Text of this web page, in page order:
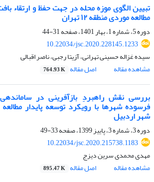
تبیین الگوی موزه محله در جهت حفظ و ارتقاء
مطالعه موردی منطقه ۱۲ تهران
دوره 5، شماره 1، بهار 1401، صفحه
31-44
10.22034/jsc.2020.228145.1233
سیده غزاله حسینی تهرانی، آزیتا رجبی، ناصر اقبالی
مشاهده مقاله
اصل مقاله 764.93 K
بررسی نقش راهبردِ بازآفرینی در
فرسوده شهرها با رویکرد توسعه پایدار
شهر اردبیل
دوره 3، شماره 3، پاییز 1399، صفحه
33-49
10.22034/jsc.2020.215738.1183
مهدی محمدی سرین دیزج
مشاهده مقاله
اصل مقاله 895.47 K